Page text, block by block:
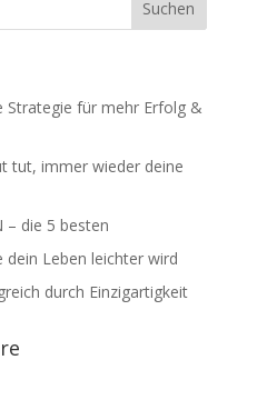
Strategie für mehr Erfolg &
tut, immer wieder deine
– die 5 besten
dein Leben leichter wird
durch Einzigartigkeit